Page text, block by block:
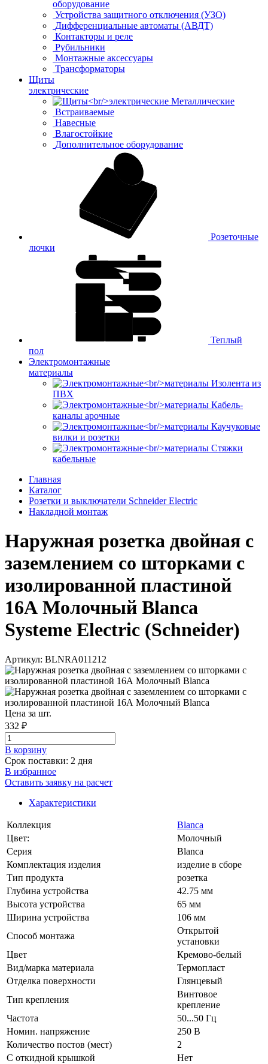
оборудование
Устройства защитного отключения (УЗО)
Дифференциальные автоматы (АВДТ)
Контакторы и реле
Рубильники
Монтажные аксессуары
Трансформаторы
Щиты
электрические
Металлические
Встраиваемые
Навесные
Влагостойкие
Дополнительное оборудование
Розеточные
лючки
Теплый
пол
Электромонтажные
материалы
Изолента из
ПВХ
Кабель-
каналы арочные
Каучуковые
вилки и розетки
Стяжки
кабельные
Главная
Каталог
Розетки и выключатели Schneider Electric
Накладной монтаж
Наружная розетка двойная с
заземлением со шторками с
изолированной пластиной
16А Молочный Blanca
Systeme Electric (Schneider)
Артикул: BLNRA011212
Цена за шт.
332 ₽
В корзинy
Срок поставки: 2 дня
В избранное
Оставить заявку на расчет
Характеристики
Коллекция
Blanca
Цвет:
Молочный
Серия
Blanca
Комплектация изделия
изделие в сборе
Тип продукта
розетка
Глубина устройства
42.75 мм
Высота устройства
65 мм
Ширина устройства
106 мм
Способ монтажа
Открытой
установки
Цвет
Кремово-белый
Вид/марка материала
Термопласт
Отделка поверхности
Глянцевый
Тип крепления
Винтовое
крепление
Частота
50...50 Гц
Номин. напряжение
250 В
Количество постов (мест)
2
С откидной крышкой
Нет